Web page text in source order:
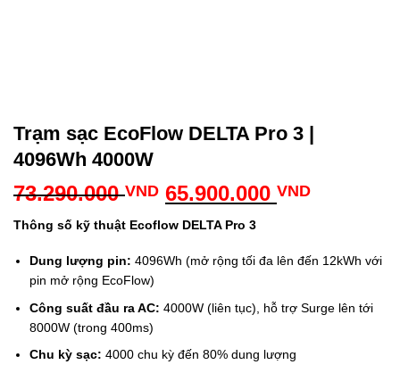
Trạm sạc EcoFlow DELTA Pro 3 |
4096Wh 4000W
73.290.000VND Giá
là:
73.290.000 VND.
65.900.000 VNDGiá
là:
Thông số kỹ thuật Ecoflow DELTA Pro 3
Dung lượng pin: 4096Wh (mở rộng tối đa lên đến 12kWh với
pin mở rộng EcoFlow)
Công suất đầu ra AC: 4000W (liên tục), hỗ trợ Surge lên tới
8000W (trong 400ms)
Chu kỳ sạc: 4000 chu kỳ đến 80% dung lượng